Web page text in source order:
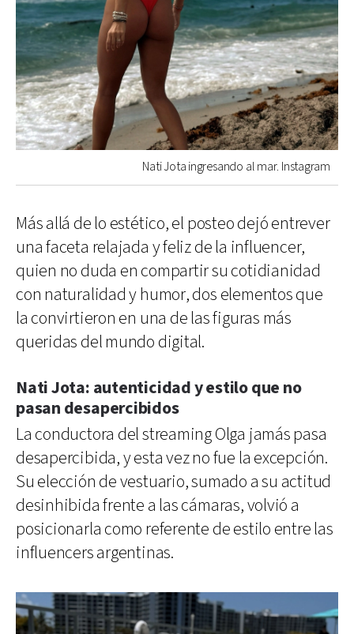
Nati Jota ingresando al mar. Instagram
Más allá de lo estético, el posteo dejó entrever
una faceta relajada y feliz de la influencer,
quien no duda en compartir su cotidianidad
con naturalidad y humor, dos elementos que
la convirtieron en una de las figuras más
queridas del mundo digital.
Nati Jota: autenticidad y estilo que no
pasan desapercibidos
La conductora del streaming Olga jamás pasa
desapercibida, y esta vez no fue la excepción.
Su elección de vestuario, sumado a su actitud
desinhibida frente a las cámaras, volvió a
posicionarla como referente de estilo entre las
influencers argentinas.